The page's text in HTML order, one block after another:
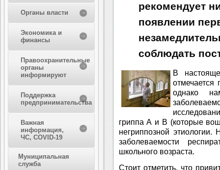
Органы власти
Экономика и
финансы
Правоохранительные
органы
информируют
Поддержка
предпринимательства
Важная
информация,
ЧС, COVID-19
Муниципальная
служба
рекомендует
появлении
соблюдать
В
однако
гриппа А и В (которые
негриппозной
заболеваемости
школьного возраста.
Стоит отметить, что